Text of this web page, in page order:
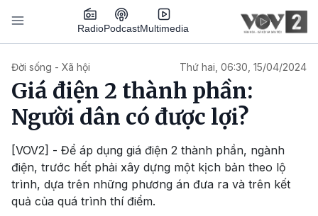
Nhảy đến nội dung
RadioPodcastMultimedia
Đời sống - Xã hội Thứ hai, 06:30, 15/04/2024
Giá điện 2 thành phần:
Người dân có được lợi?
[VOV2] - Để áp dụng giá điện 2 thành phần, ngành
điện, trước hết phải xây dựng một kịch bản theo lộ
trình, dựa trên những phương án đưa ra và trên kết
quả của quá trình thí điểm.